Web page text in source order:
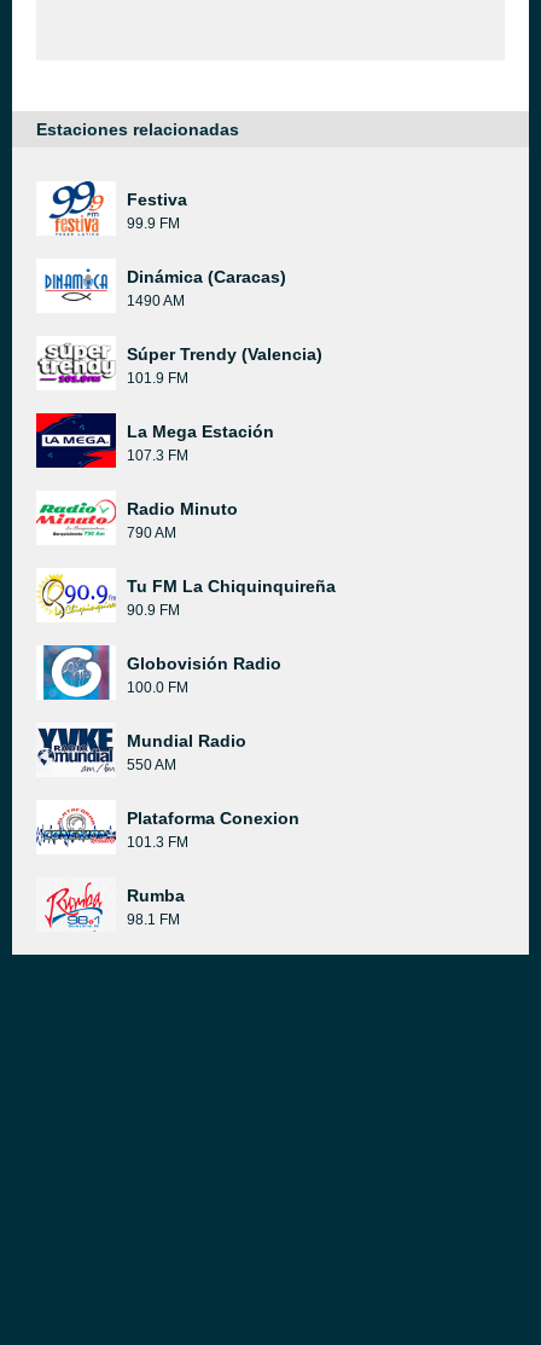
Estaciones relacionadas
Festiva
99.9 FM
Dinámica (Caracas)
1490 AM
Súper Trendy (Valencia)
101.9 FM
La Mega Estación
107.3 FM
Radio Minuto
790 AM
Tu FM La Chiquinquireña
90.9 FM
Globovisión Radio
100.0 FM
Mundial Radio
550 AM
Plataforma Conexion
101.3 FM
Rumba
98.1 FM